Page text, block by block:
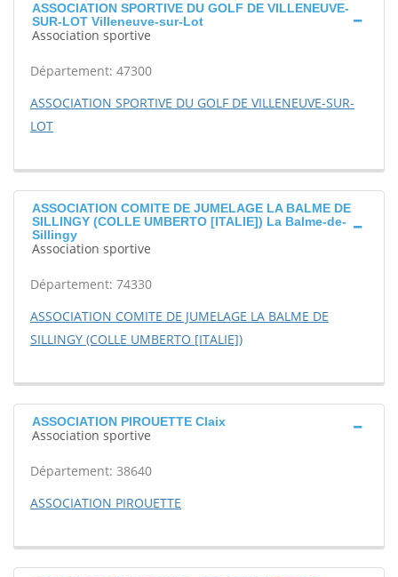
ASSOCIATION SPORTIVE DU GOLF DE VILLENEUVE-
SUR-LOT Villeneuve-sur-Lot
Association sportive
Département: 47300
ASSOCIATION SPORTIVE DU GOLF DE VILLENEUVE-SUR-
LOT
ASSOCIATION COMITE DE JUMELAGE LA BALME DE
SILLINGY (COLLE UMBERTO [ITALIE]) La Balme-de-
Sillingy
Association sportive
Département: 74330
ASSOCIATION COMITE DE JUMELAGE LA BALME DE
SILLINGY (COLLE UMBERTO [ITALIE])
ASSOCIATION PIROUETTE Claix
Association sportive
Département: 38640
ASSOCIATION PIROUETTE